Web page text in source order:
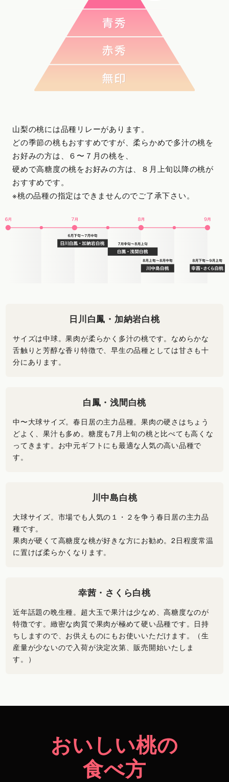
山梨の桃には品種リレーがあります。
どの季節の桃もおすすめですが、柔らかめで多汁の桃を
お好みの方は、６〜７月の桃を、
硬めで高糖度の桃をお好みの方は、８月上旬以降の桃が
おすすめです。
※桃の品種の指定はできませんのでご了承下さい。
日川白鳳・加納岩白桃
サイズは中球。果肉が柔らかく多汁の桃です。なめらかな
舌触りと芳醇な香り特徴で、早生の品種としては甘さも十
分にあります。
白鳳・浅間白桃
中〜大球サイズ。春日居の主力品種。果肉の硬さはちょう
どよく、果汁も多め。糖度も7月上旬の桃と比べても高くな
ってきます。お中元ギフトにも最適な人気の高い品種で
す。
川中島白桃
大球サイズ。市場でも人気の１・２を争う春日居の主力品
種です。
果肉が硬くて高糖度な桃が好きな方にお勧め。2日程度常温
に置けば柔らかくなります。
幸茜・さくら白桃
近年話題の晩生種。超大玉で果汁は少なめ、高糖度なのが
特徴です。緻密な肉質で果肉が極めて硬い品種です。日持
ちしますので、お供えものにもお使いいただけます。（生
産量が少ないので入荷が決定次第、販売開始いたしま
す。）
おいしい桃の
食べ方